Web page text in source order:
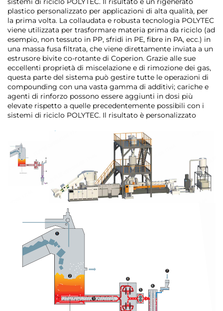
plastico personalizzato per applicazioni di alta qualità, per
la prima volta. La collaudata e robusta tecnologia POLYTEC
viene utilizzata per trasformare materia prima da riciclo (ad
esempio, non tessuto in PP, sfridi in PE, fibre in PA, ecc.) in
una massa fusa filtrata, che viene direttamente inviata a un
estrusore bivite co-rotante di Coperion. Grazie alle sue
eccellenti proprietà di miscelazione e di rimozione dei gas,
questa parte del sistema può gestire tutte le operazioni di
compounding con una vasta gamma di additivi; cariche e
agenti di rinforzo possono essere aggiunti in dosi più
elevate rispetto a quelle precedentemente possibili con i
sistemi di riciclo POLYTEC. Il risultato è personalizzato